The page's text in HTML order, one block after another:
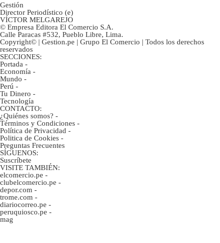
Gestión
Director Periodístico (e)
VÍCTOR MELGAREJO
© Empresa Editora El Comercio S.A.
Calle Paracas #532, Pueblo Libre, Lima.
Copyright© | Gestion.pe | Grupo El Comercio | Todos los derechos
reservados
SECCIONES:
Portada -
Economía -
Mundo -
Perú -
Tu Dinero -
Tecnología
CONTACTO:
¿Quiénes somos? -
Términos y Condiciones -
Política de Privacidad -
Politica de Cookies -
Preguntas Frecuentes
SÍGUENOS:
Suscríbete
VISITE TAMBIÉN:
elcomercio.pe -
clubelcomercio.pe -
depor.com -
trome.com -
diariocorreo.pe -
peruquiosco.pe -
mag